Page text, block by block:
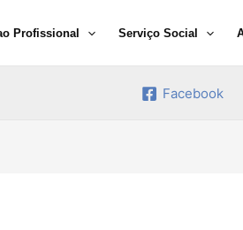
Profissional Serviço Social
Facebook